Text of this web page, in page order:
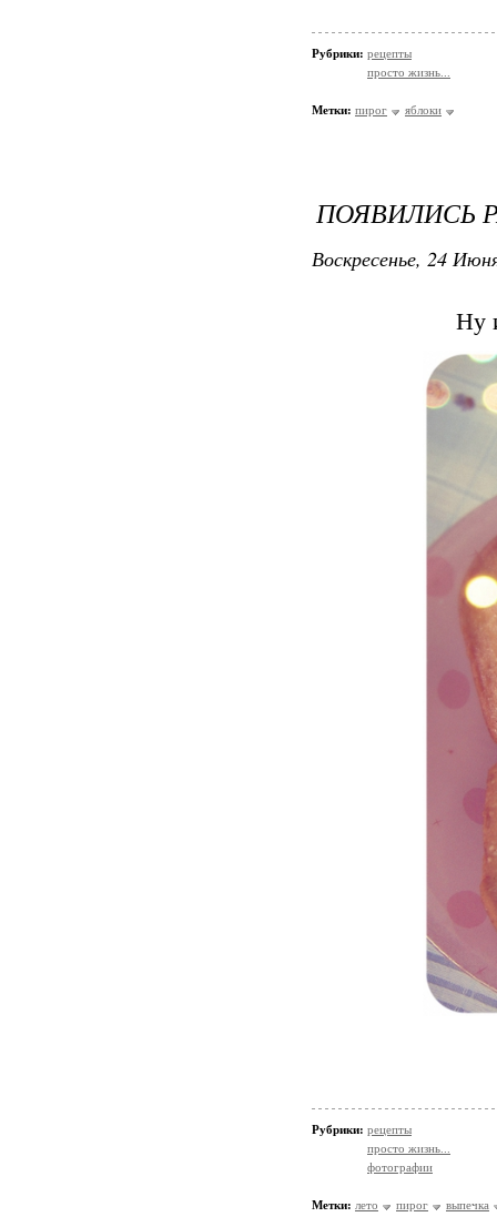
Рубрики: рецепты
просто жизнь...
Метки: пирог яблоки
ПОЯВИЛИСЬ
Воскресенье, 24
Ну
Рубрики: рецепты
просто жизнь...
фотографии
Метки: лето пирог выпечка